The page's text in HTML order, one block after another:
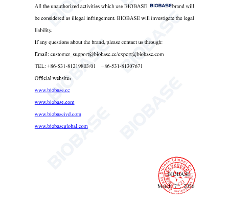
АПФ, ЛДГ I, Тнл, ИМА, Н-ФАБП, МПО, ГБДГ.
9. Функция почек: МОЧЕВИНА, CREA, UA, МАЛБ,
10. Специальный белок: АСО, СРБ, ПАЛБ, ТРФ, ДД,
C3, C4, IgA, lgM, IgG, ГС-СРБ, UIBC, Фет, lgE, ПКТ,
HP, СА.
11. Функция печени: АЛП, γ-ГТ, АЛЬТ, АСТ, ТП,
АЛБ, ТБИЛ, ДБИЛ, ЧЕ, Будет объявлено
дополнительно, ВСУ, 5'-НТ, АМО, АФП, АММ,
КОЛЕНИ, АЛК, ГЛДХ, ААТ, АДА, ААГ, ГПДА,